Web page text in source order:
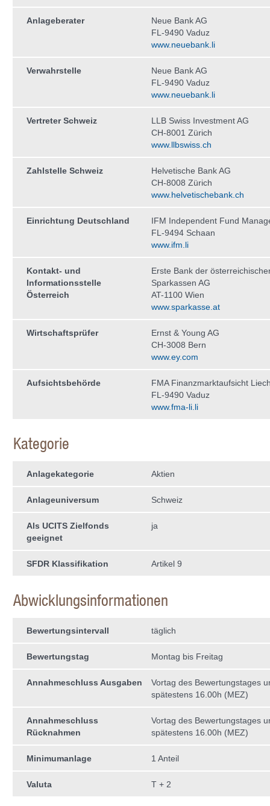
Anlageberater
Neue Bank AG
FL-9490 Vaduz
www.neuebank.li
Verwahrstelle
Neue Bank AG
FL-9490 Vaduz
www.neuebank.li
Vertreter Schweiz
LLB Swiss Investment AG
CH-8001 Zürich
www.llbswiss.ch
Zahlstelle Schweiz
Helvetische Bank AG
CH-8008 Zürich
www.helvetischebank.ch
Einrichtung Deutschland
IFM Independent Fund
FL-9494 Schaan
www.ifm.li
Kontakt- und
Informationsstelle
Österreich
Erste Bank der
Sparkassen AG
AT-1100 Wien
www.sparkasse.at
Wirtschaftsprüfer
Ernst & Young AG
CH-3008 Bern
www.ey.com
Aufsichtsbehörde
FMA Finanzmarktaufsicht
FL-9490 Vaduz
www.fma-li.li
Kategorie
Anlagekategorie Aktien
Anlageuniversum Schweiz
Als UCITS Zielfonds
geeignet
ja
SFDR Klassifikation Artikel 9
Abwicklungsinformationen
Bewertungsintervall täglich
Bewertungstag Montag bis Freitag
Annahmeschluss Ausgaben
Vortag des Bewertungstages
spätestens 16.00h (MEZ)
Annahmeschluss
Rücknahmen
Vortag des Bewertungstages
spätestens 16.00h (MEZ)
Minimumanlage 1 Anteil
Valuta T + 2